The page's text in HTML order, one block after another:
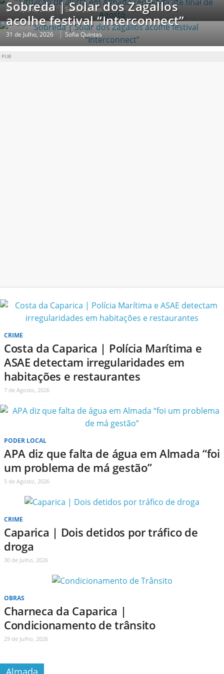
31 de Julho, 2026 Sofia Quintas
Sobreda | Solar dos Zagallos
acolhe festival “Interconnect”
31 de Julho, 2026 Sofia Quintas
PUB
CRIME
Costa da Caparica | Polícia Marítima e
ASAE detectam irregularidades em
habitações e restaurantes
7 de Agosto, 2026
PODER LOCAL
APA diz que falta de água em Almada “foi
um problema de má gestão”
5 de Agosto, 2026
CRIME
Caparica | Dois detidos por tráfico de
droga
30 de Julho, 2026
OBRAS
Charneca da Caparica |
Condicionamento de trânsito
29 de Julho, 2026
Almada